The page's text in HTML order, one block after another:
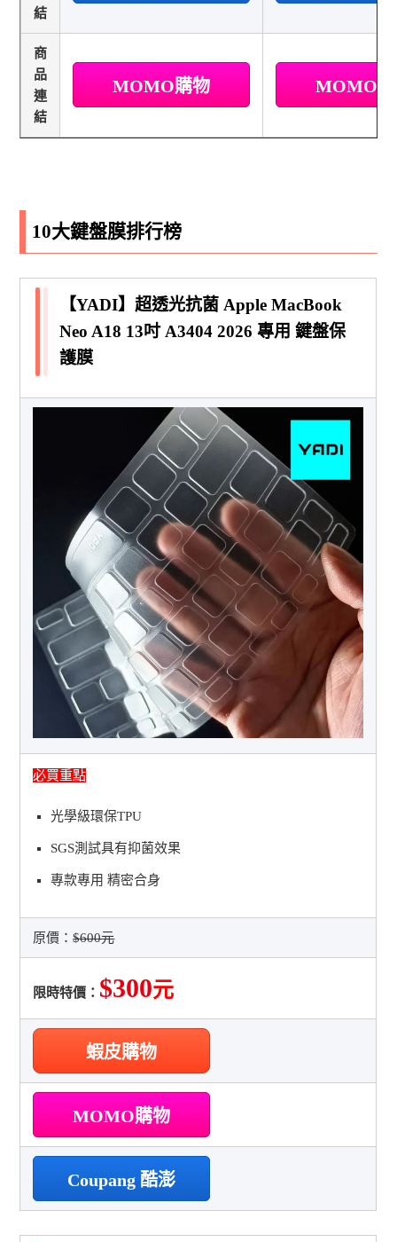
結
商
品
連
結
MOMO購物 MOMO
10大鍵盤膜排行榜
【YADI】超透光抗菌 Apple MacBook
Neo A18 13吋 A3404 2026 專用 鍵盤保
護膜
必買重點
光學級環保TPU
SGS測試具有抑菌效果
專款專用 精密合身
原價：$600元
限時特價： $300元
蝦皮購物
MOMO購物
Coupang 酷澎